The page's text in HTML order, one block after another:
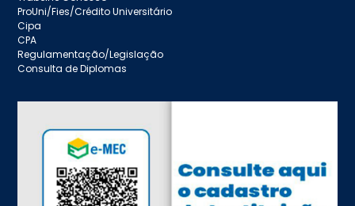
ProUni/Fies/Crédito Universitário
Cipa
CPA
Regulamentação/Legislação
Consulta de Diplomas